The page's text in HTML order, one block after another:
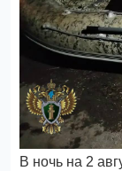
В ночь на 2